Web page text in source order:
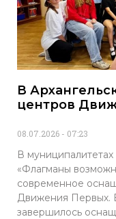
В
центров
08.07.2026 07:23
В
«Флагманы
современное
Движения Первых.
завершилось